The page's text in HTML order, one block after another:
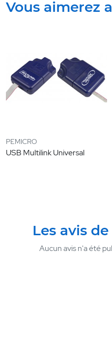
Vous aimerez
PEMICRO
USB Multilink Universal
Les avis
Aucun avis n'a été